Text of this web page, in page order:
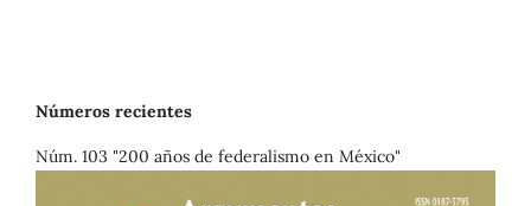
Números recientes
Núm. 103 "200 años de federalismo en México"